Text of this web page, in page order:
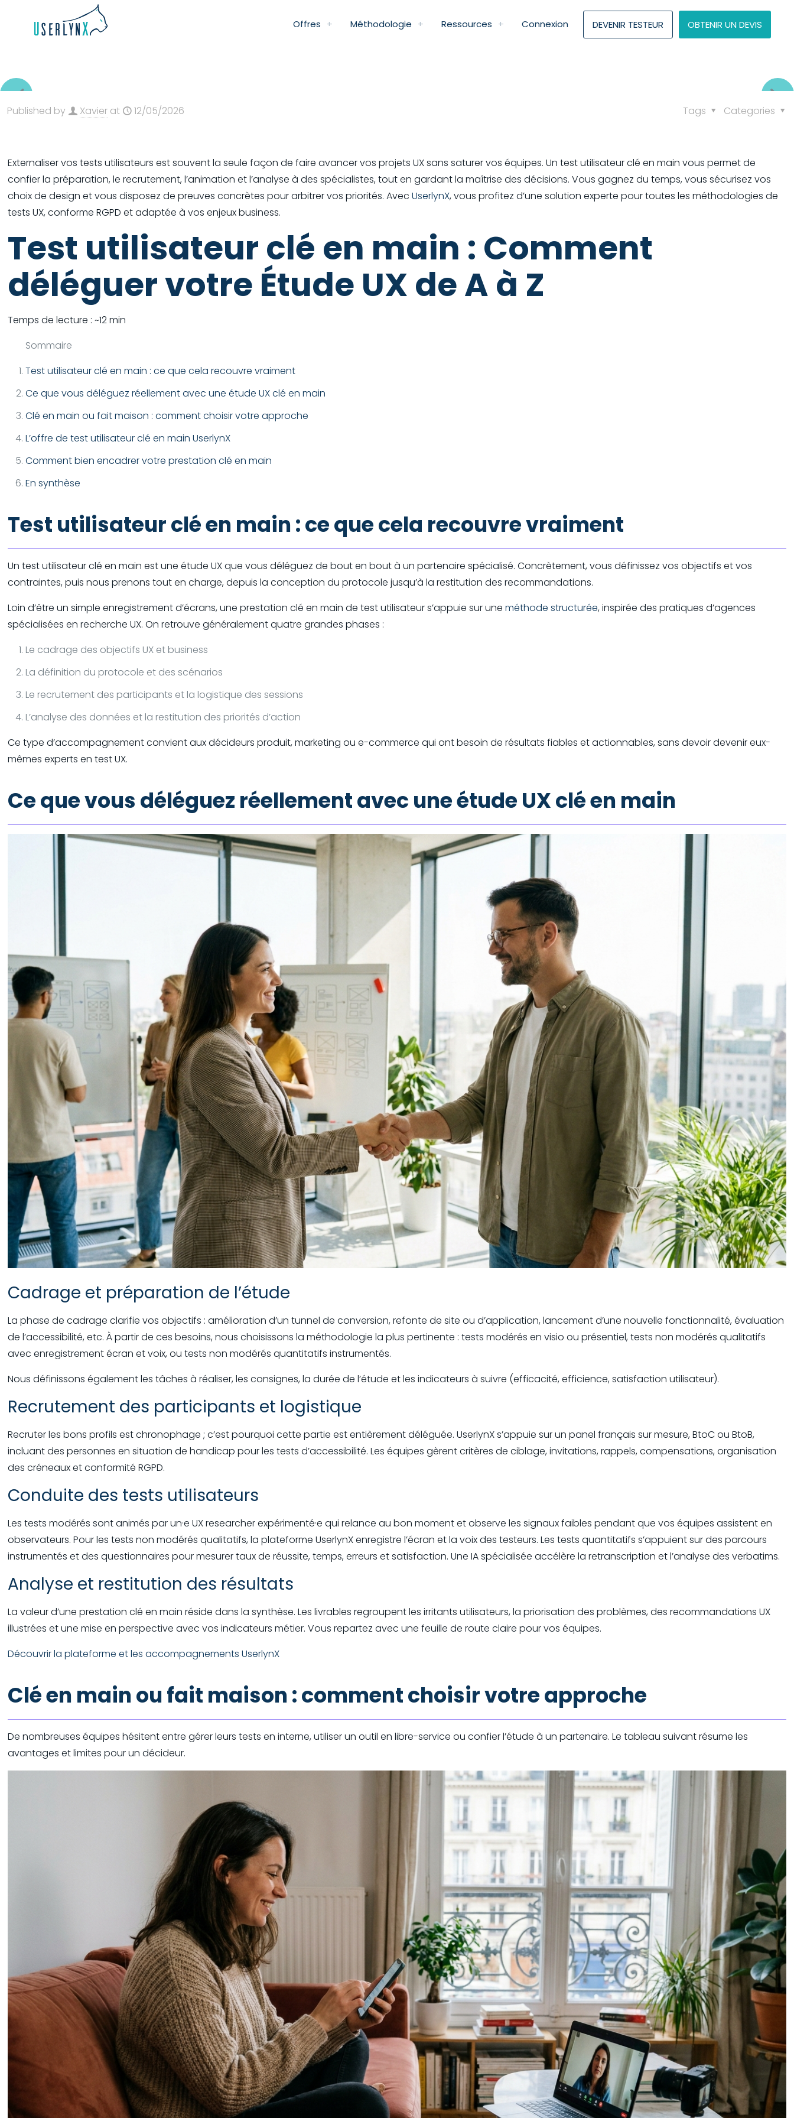
Offres Méthodologie Ressources Connexion DEVENIR TESTEUR OBTENIR UN DEVIS
Published by Xavier at 12/05/2026 Categories
Tags
Externaliser vos tests utilisateurs est souvent la seule façon de faire avancer vos projets UX sans saturer vos équipes. Un test utilisateur clé en main vous permet de
confier la préparation, le recrutement, l’animation et l’analyse à des spécialistes, tout en gardant la maîtrise des décisions. Vous gagnez du temps, vous sécurisez vos
choix de design et vous disposez de preuves concrètes pour arbitrer vos priorités. AvecUserlynX, vous profitez d’une solution experte pour toutes les méthodologies de
tests UX, conforme RGPD et adaptée à vos enjeux business.
Test utilisateur clé en main : Comment
déléguer votre Étude UX de A à Z
Temps de lecture : ~12 min
Sommaire
Test utilisateur clé en main : ce que cela recouvre vraiment
Ce que vous déléguez réellement avec une étude UX clé en main
Clé en main ou fait maison : comment choisir votre approche
L’offre de test utilisateur clé en main UserlynX
Comment bien encadrer votre prestation clé en main
En synthèse
Test utilisateur clé en main : ce que cela recouvre vraiment
Un test utilisateur clé en main est une étude UX que vous déléguez de bout en bout à un partenaire spécialisé. Concrètement, vous définissez vos objectifs et vos
contraintes, puis nous prenons tout en charge, depuis la conception du protocole jusqu’à la restitution des recommandations.
Loin d’être un simple enregistrement d’écrans, une prestation clé en main de test utilisateur s’appuie sur uneméthode structurée, inspirée des pratiques d’agences
spécialisées en recherche UX. On retrouve généralement quatre grandes phases :
Le cadrage des objectifs UX et business
La définition du protocole et des scénarios
Le recrutement des participants et la logistique des sessions
L’analyse des données et la restitution des priorités d’action
Ce type d’accompagnement convient aux décideurs produit, marketing ou e-commerce qui ont besoin de résultats fiables et actionnables, sans devoir devenir eux-
mêmes experts en test UX.
Ce que vous déléguez réellement avec une étude UX clé en main
Cadrage et préparation de l’étude
La phase de cadrage clarifie vos objectifs : amélioration d’un tunnel de conversion, refonte de site ou d’application, lancement d’une nouvelle fonctionnalité, évaluation
de l’accessibilité, etc. À partir de ces besoins, nous choisissons la méthodologie la plus pertinente : tests modérés en visio ou présentiel, tests non modérés qualitatifs
avec enregistrement écran et voix, ou tests non modérés quantitatifs instrumentés.
Nous définissons également les tâches à réaliser, les consignes, la durée de l’étude et les indicateurs à suivre (efficacité, efficience, satisfaction utilisateur).
Recrutement des participants et logistique
Recruter les bons profils est chronophage ; c’est pourquoi cette partie est entièrement déléguée. UserlynX s’appuie sur un panel français sur mesure, BtoC ou BtoB,
incluant des personnes en situation de handicap pour les tests d’accessibilité. Les équipes gèrent critères de ciblage, invitations, rappels, compensations, organisation
des créneaux et conformité RGPD.
Conduite des tests utilisateurs
Les tests modérés sont animés par un·e UX researcher expérimenté·e qui relance au bon moment et observe les signaux faibles pendant que vos équipes assistent en
observateurs. Pour les tests non modérés qualitatifs, la plateforme UserlynX enregistre l’écran et la voix des testeurs. Les tests quantitatifs s’appuient sur des parcours
instrumentés et des questionnaires pour mesurer taux de réussite, temps, erreurs et satisfaction. Une IA spécialisée accélère la retranscription et l’analyse des verbatims.
Analyse et restitution des résultats
La valeur d’une prestation clé en main réside dans la synthèse. Les livrables regroupent les irritants utilisateurs, la priorisation des problèmes, des recommandations UX
illustrées et une mise en perspective avec vos indicateurs métier. Vous repartez avec une feuille de route claire pour vos équipes.
Découvrir la plateforme et les accompagnements UserlynX
Clé en main ou fait maison : comment choisir votre approche
De nombreuses équipes hésitent entre gérer leurs tests en interne, utiliser un outil en libre-service ou confier l’étude à un partenaire. Le tableau suivant résume les
avantages et limites pour un décideur.